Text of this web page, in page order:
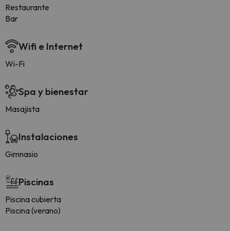
Restaurante
Bar
Wifi e Internet
Wi-Fi
Spa y bienestar
Masajista
Instalaciones
Gimnasio
Piscinas
Piscina cubierta
Piscina (verano)